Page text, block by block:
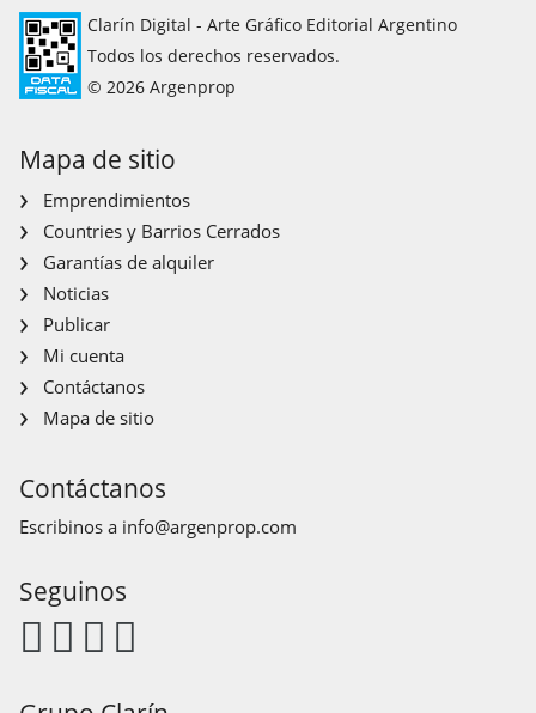
Clarín Digital - Arte Gráfico Editorial Argentino
Todos los derechos reservados.
© 2026 Argenprop
Mapa de sitio
Emprendimientos
Countries y Barrios Cerrados
Garantías de alquiler
Noticias
Publicar
Mi cuenta
Contáctanos
Mapa de sitio
Contáctanos
Escribinos a info@argenprop.com
Seguinos